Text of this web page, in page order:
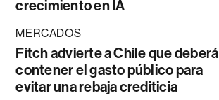
crecimiento en IA
MERCADOS
Fitch advierte a Chile que deberá
contener el gasto público para
evitar una rebaja crediticia